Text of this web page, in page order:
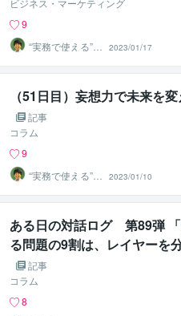
ビジネス・マーケティング
9
“実務で使える”改
善パートナー／
かめきち
2023/01/17
（51日目）妄想力で未来を変
記事
コラム
9
“実務で使える”改
善パートナー／
かめきち
2023/01/10
ある日の対話ログ 第89弾 「
る問題の9割は、レイヤーを
る」記事
コラム
8